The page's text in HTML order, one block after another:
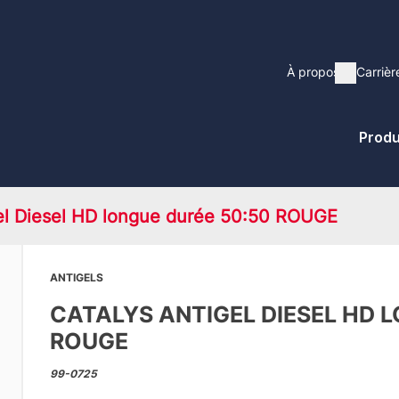
Main
navigation
À propos Show
Diesel HD longue durée 50:50 ROUGE
ANTIGELS
CATALYS ANTIGEL DIESEL HD
ROUGE
99-0725